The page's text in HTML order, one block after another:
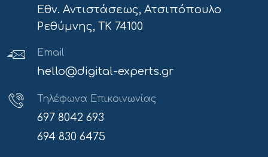
Εθν. Αντιστάσεως, Ατσιπόπουλο
Ρεθύμνης, ΤΚ 74100
Email
hello@digital-experts.gr
Τηλέφωνα Επικοινωνίας
697 8042 693
694 830 6475